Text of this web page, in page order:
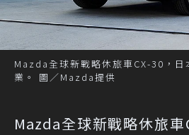
Mazda全球新戰略休旅車CX-30，日
業。 圖／Mazda提供
Mazda全球新戰略休旅車